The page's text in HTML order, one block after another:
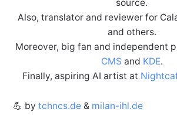
source.
Also, translator and reviewer for
and others.
Moreover, big fan and independent
CMS and KDE.
Finally, aspiring AI artist at
💪 by tchncs.de& milan-ihl.de